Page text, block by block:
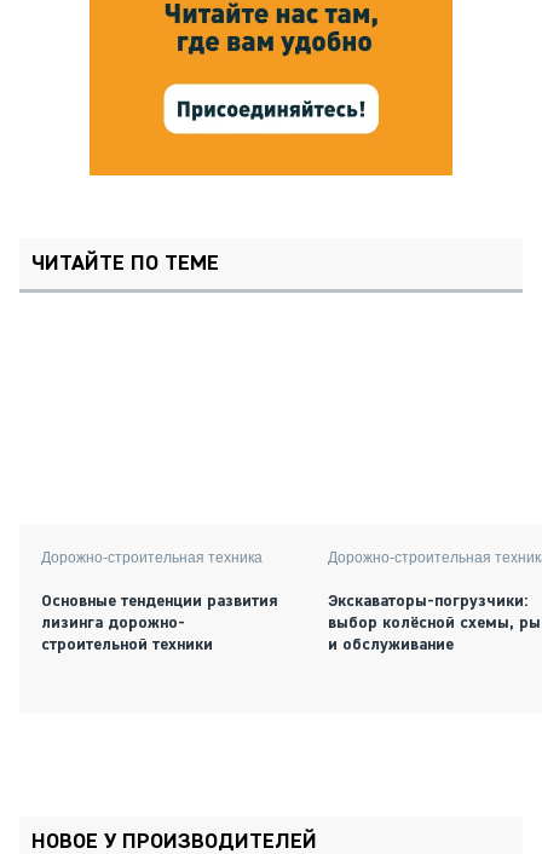
ЧИТАЙТЕ ПО ТЕМЕ
Дорожно-строительная техника
Основные тенденции развития
лизинга дорожно-
строительной техники
Дорожно-строительная
Экскаваторы-погрузчики:
выбор колёсной схемы,
и обслуживание
НОВОЕ У ПРОИЗВОДИТЕЛЕЙ